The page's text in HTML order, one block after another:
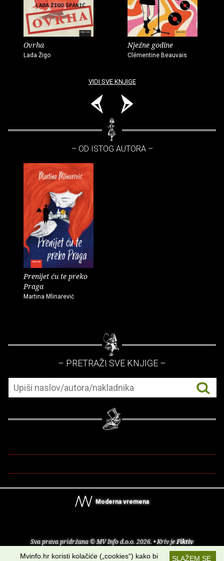
Ovrha
Lada Žigo
Nježne godine
Clémentine Beauvais
VIDI SVE KNJIGE
– OD ISTOG AUTORA –
Prenijet ću te preko
Praga
Martina Mlinarević
– PRETRAŽI SVE KNJIGE –
Moderna vremena
Sva prava pridržana © MV Info d.o.o. 2026. • Kriv jeFiktiv
SLAŽEM SE
Mvinfo.hr koristi kolačiće („cookies“) kako bi